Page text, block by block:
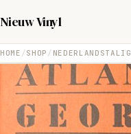
Nieuw Vinyl
HOME SHOP NEDERLANDSTALIG